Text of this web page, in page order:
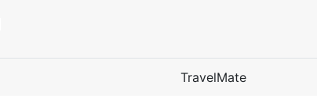
TravelMate